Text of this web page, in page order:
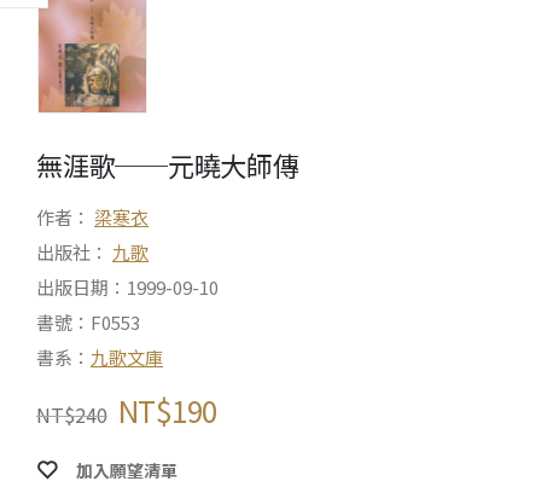
無涯歌──元曉大師傳
作者： 梁寒衣
出版社： 九歌
出版日期：1999-09-10
書號：F0553
書系： 九歌文庫
NT$240 NT$190
加入願望清單